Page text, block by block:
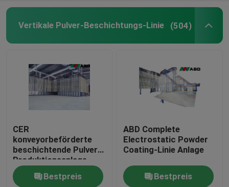
Vertikale Pulver-Beschichtungs-Linie (504)
CER
konveyorbeförderte
beschichtende Pulver-
Produktionsanlage
Bestpreis
ABD Complete
Electrostatic Powder
Coating-Linie Anlage
Bestpreis